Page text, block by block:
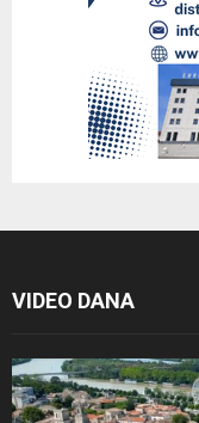
VIDEO DANA